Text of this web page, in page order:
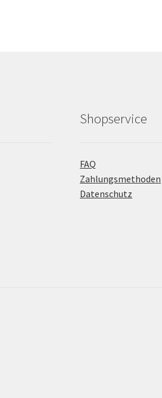
Shopservice
FAQ
Zahlungsmethoden
Datenschutz